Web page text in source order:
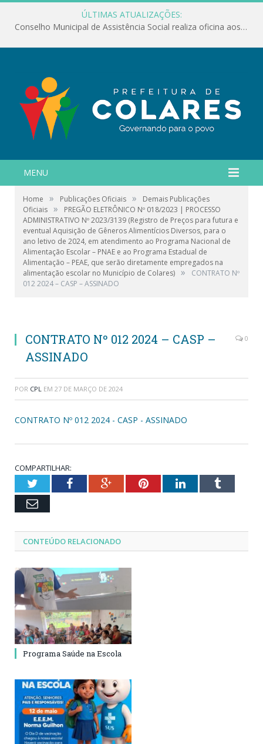
ÚLTIMAS ATUALIZAÇÕES:
Conselho Municipal de Assistência Social realiza oficina aos servidores
MENU
Home » Publicações Oficiais »
Demais Publicações
Oficiais »
PREGÃO ELETRÔNICO Nº 018/2023 | PROCESSO
ADMINISTRATIVO Nº 2023/3139 (Registro de Preços para futura e
eventual Aquisição de Gêneros Alimentícios Diversos, para o
ano letivo de 2024, em atendimento ao Programa Nacional de
Alimentação Escolar – PNAE e ao Programa Estadual de
Alimentação – PEAE, que serão diretamente empregados na
alimentação escolar no Município de Colares) »
CONTRATO Nº
012 2024 – CASP – ASSINADO
CONTRATO Nº 012 2024 – CASP –
ASSINADO
0
POR CPL EM 27 DE MARÇO DE 2024
CONTRATO Nº 012 2024 - CASP - ASSINADO
COMPARTILHAR:
TwitterFacebookGoogle+PinterestLinkedInTumblr
Email
CONTEÚDO RELACIONADO
Programa Saúde na Escola